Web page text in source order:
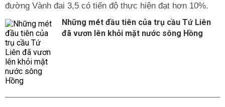
đường Vành đai 3,5 có tiến độ thực hiện đạt hơn 10%.
Những mét đầu tiên của trụ cầu Tứ Liên
đã vươn lên khỏi mặt nước sông Hồng